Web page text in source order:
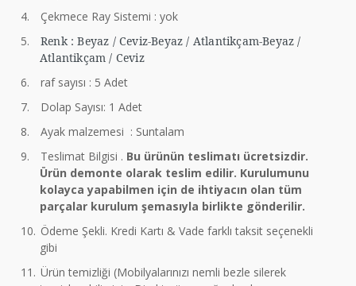
4.
Çekmece Ray Sistemi : yok
5.
Renk : Beyaz / Ceviz-Beyaz / Atlantikçam-Beyaz /
Atlantikçam / Ceviz
6.
raf sayısı : 5 Adet
7.
Dolap Sayısı: 1 Adet
8.
Ayak malzemesi : Suntalam
9.
Teslimat Bilgisi . Bu ürünün teslimatı ücretsizdir.
Ürün demonte olarak teslim edilir. Kurulumunu
kolayca yapabilmen için de ihtiyacın olan tüm
parçalar kurulum şemasıyla birlikte gönderilir.
10. Ödeme Şekli. Kredi Kartı & Vade farklı taksit seçenekli
gibi
11. Ürün temizliği (Mobilyalarınızı nemli bezle silerek